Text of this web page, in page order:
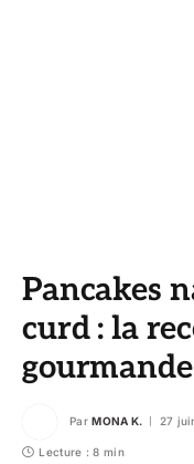
Pancakes
curd : la
gourmande
Par MONA K. 27
Lecture : 8 min